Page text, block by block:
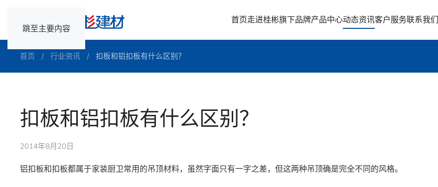
跳至主要内容
首页走进桂彬旗下品牌产品中心动态资讯客户服务联系我们
首页 行业资讯 扣板和铝扣板有什么区别？
扣板和铝扣板有什么区别？
2014年8月20日
铝扣板和扣板都属于家装厨卫常用的吊顶材料，虽然字面只有一字之差，但这两种吊顶确是完全不同的风格。